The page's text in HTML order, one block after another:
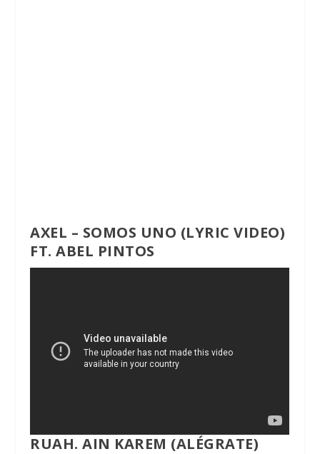
AXEL – SOMOS UNO (LYRIC VIDEO)
FT. ABEL PINTOS
RUAH. AIN KAREM (ALÉGRATE)